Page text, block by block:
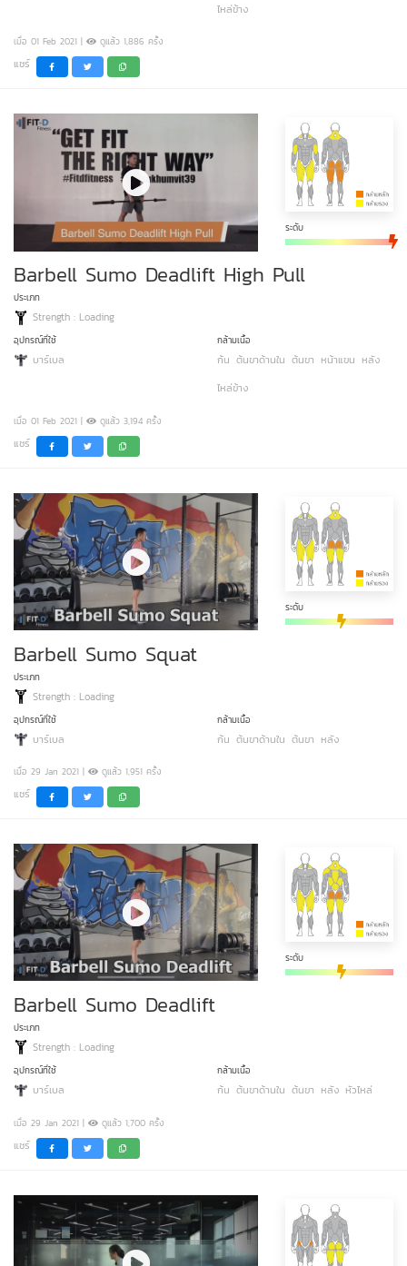
ไหล่ข้าง
เมื่อ 01 Feb 2021 | ดูแล้ว 1,886 ครั้ง
แชร์
ระดับ
Barbell Sumo Deadlift High Pull
ประเภท
Strength : Loading
อุปกรณ์ที่ใช้
บาร์เบล
กล้ามเนื้อ
ก้น ต้นขาด้านใน ต้นขา หน้าแขน หลัง
ไหล่ข้าง
เมื่อ 01 Feb 2021 | ดูแล้ว 3,194 ครั้ง
แชร์
ระดับ
Barbell Sumo Squat
ประเภท
Strength : Loading
อุปกรณ์ที่ใช้
บาร์เบล
กล้ามเนื้อ
ก้น ต้นขาด้านใน ต้นขา หลัง
เมื่อ 29 Jan 2021 | ดูแล้ว 1,951 ครั้ง
แชร์
ระดับ
Barbell Sumo Deadlift
ประเภท
Strength : Loading
อุปกรณ์ที่ใช้
บาร์เบล
กล้ามเนื้อ
ก้น ต้นขาด้านใน ต้นขา หลัง หัวไหล่
เมื่อ 29 Jan 2021 | ดูแล้ว 1,700 ครั้ง
แชร์